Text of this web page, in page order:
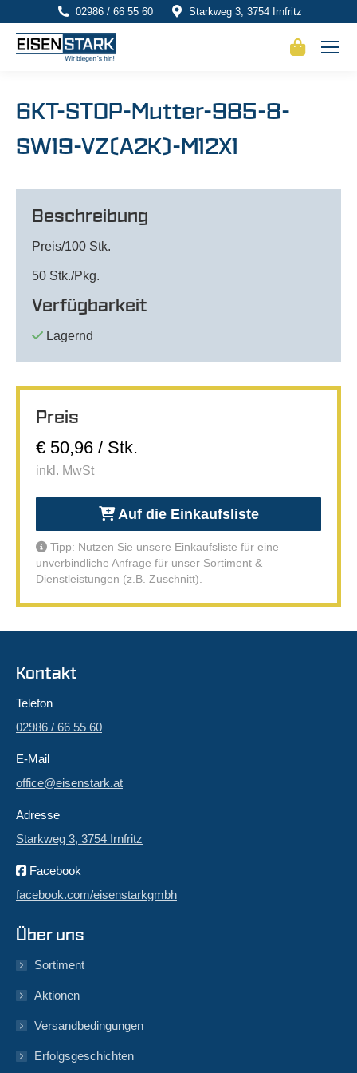
02986 / 66 55 60 Starkweg 3, 3754 Irnfritz
6KT-STOP-Mutter-985-8-
SW19-VZ(A2K)-M12X1
Beschreibung
Preis/100 Stk.
50 Stk./Pkg.
Verfügbarkeit
Lagernd
Preis
€ 50,96 / Stk.
inkl. MwSt
Auf die Einkaufsliste
Tipp: Nutzen Sie unsere Einkaufsliste für eine
unverbindliche Anfrage für unser Sortiment &
Dienstleistungen (z.B. Zuschnitt).
Kontakt
Telefon
02986 / 66 55 60
E-Mail
office@eisenstark.at
Adresse
Starkweg 3, 3754 Irnfritz
Facebook
facebook.com/eisenstarkgmbh
Über uns
Sortiment
Aktionen
Versandbedingungen
Erfolgsgeschichten